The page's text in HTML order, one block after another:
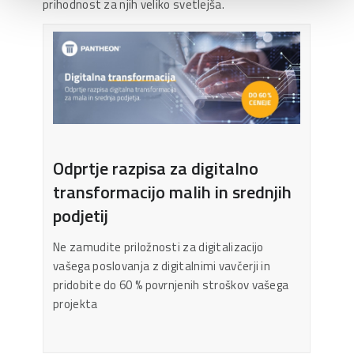
prihodnost za njih veliko svetlejša.
Odprtje razpisa za digitalno
transformacijo malih in srednjih
podjetij
Ne zamudite priložnosti za digitalizacijo
vašega poslovanja z digitalnimi vavčerji in
pridobite do 60 % povrnjenih stroškov vašega
projekta